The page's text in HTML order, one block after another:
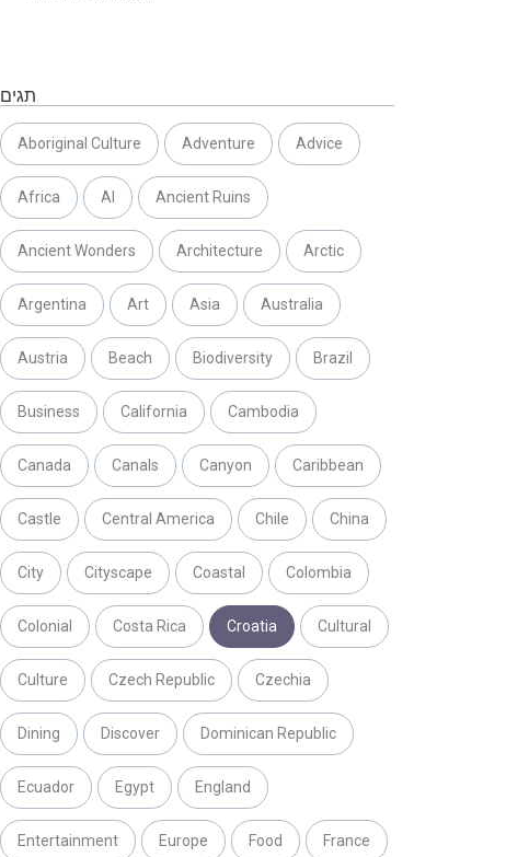
תגים
Aboriginal Culture Adventure Advice
Africa AI Ancient Ruins
Ancient Wonders Architecture Arctic
Argentina Art Asia Australia
Austria Beach Biodiversity Brazil
Business California Cambodia
Canada Canals Canyon Caribbean
Castle Central America Chile China
City Cityscape Coastal Colombia
Colonial Costa Rica Croatia Cultural
Culture Czech Republic Czechia
Dining Discover Dominican Republic
Ecuador Egypt England
Entertainment Europe Food France